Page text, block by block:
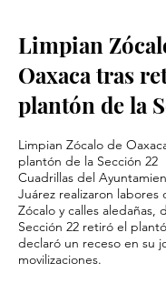
Limpian
Oaxaca tras
plantón de la
Limpian Zócalo de
plantón de la Sección 22
Cuadrillas del
Juárez realizaron labores
Zócalo y calles aledañas,
Sección 22 retiró el
declaró un receso en su
movilizaciones.